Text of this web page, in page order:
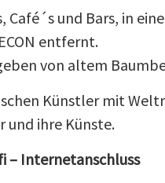
und Bars, in
entfernt.
von altem
Künstler mit
und ihre Künste.
– Internetanschluss